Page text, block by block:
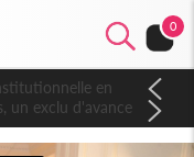
0
en
exclu d'avance